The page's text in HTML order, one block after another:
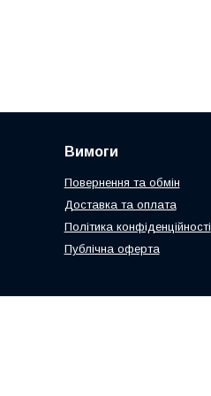
Вимоги
Повернення та обмін
Доставка та оплата
Політика конфіденційності
Публічна оферта